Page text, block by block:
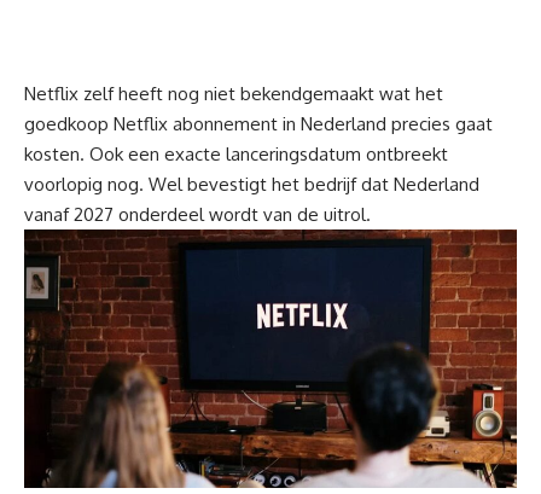
Netflix zelf heeft nog niet bekendgemaakt wat het
goedkoop Netflix abonnement in Nederland precies gaat
kosten. Ook een exacte lanceringsdatum ontbreekt
voorlopig nog. Wel bevestigt het bedrijf dat Nederland
vanaf 2027 onderdeel wordt van de uitrol.